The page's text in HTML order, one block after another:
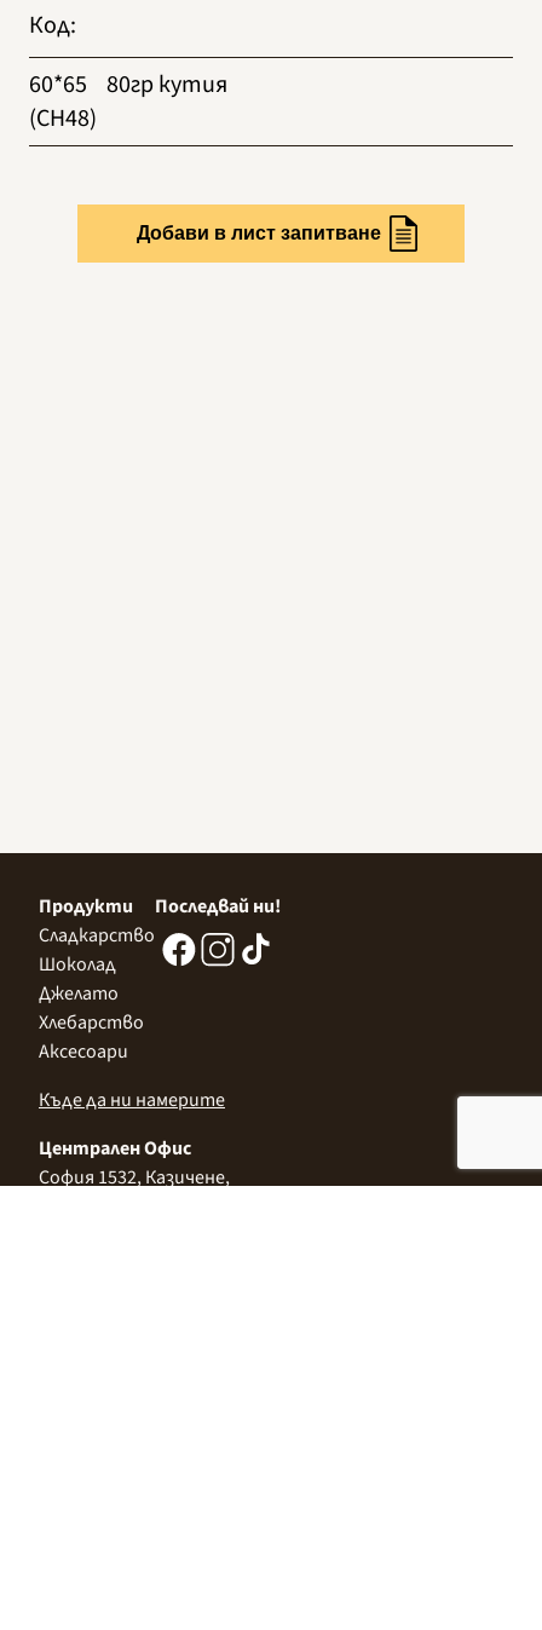
Код:
60*65
(CH48)
80гр кутия
Добави в лист запитване
Продукти
Сладкарство
Шоколад
Джелато
Хлебарство
Аксесоари
Последвай ни!
Къде да ни намерите
Централен Офис
София 1532, Казичене,